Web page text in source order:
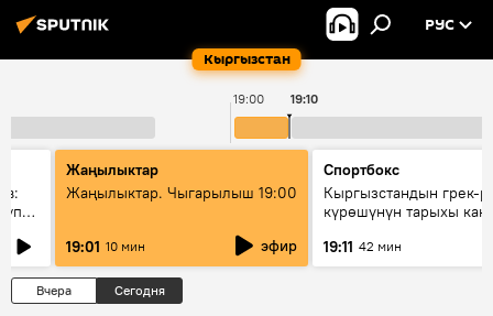
Кыргызстан
РУС
19:00 19:10
Жаңылыктар
Жаңылыктар. Чыгарылыш 19:00
19:01 10 мин эфир
Спортбокс
Кыргызстандын грек-
күрөшүнүн тарыхы
19:11 42 мин
Вчера Сегодня